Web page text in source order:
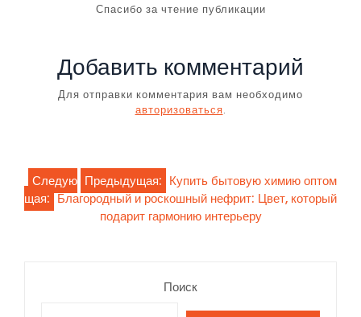
Спасибо за чтение публикации
Добавить комментарий
Для отправки комментария вам необходимо
авторизоваться.
Навигация
по
Предыдущая: Купить бытовую химию оптом
Следую
щая: Благородный и роскошный нефрит: Цвет, который
подарит гармонию интерьеру
Поиск